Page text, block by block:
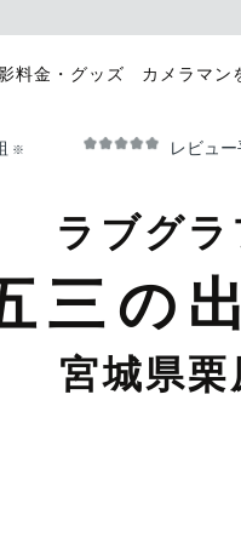
料金・グッズ カメラマン
※ レビュー
ラブグラ
三の
宮城県栗